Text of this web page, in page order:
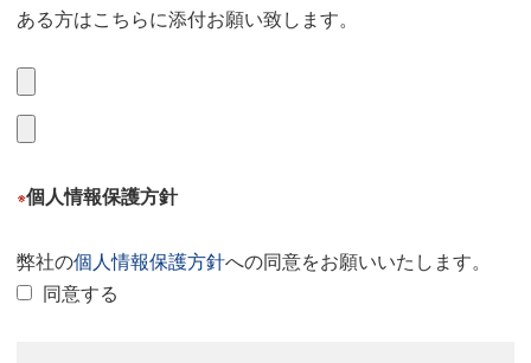
ある方はこちらに添付お願い致します。
※個人情報保護方針
弊社の個人情報保護方針への同意をお願いいたします。
同意する